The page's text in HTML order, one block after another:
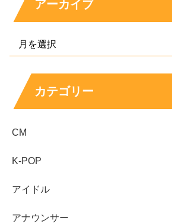
続いて、
んと、3歳年下の妹さんがいらっしゃる
アーカイブ
カテゴリー
CM
K-POP
アイドル
アナウンサー